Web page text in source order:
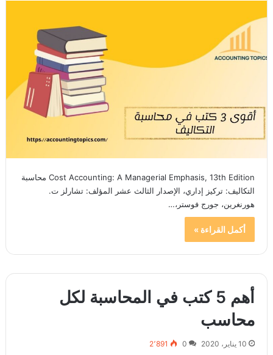
Cost Accounting: A Managerial Emphasis, 13th Edition محاسبة
التكاليف: تركيز إداري، الإصدار الثالث عشر المؤلف: تشارلز ت.
هورنغرين، جورج فوستر،…
أكمل القراءة »
أهم 5 كتب في المحاسبة لكل
محاسب
10 يناير، 2020 0 2٬891